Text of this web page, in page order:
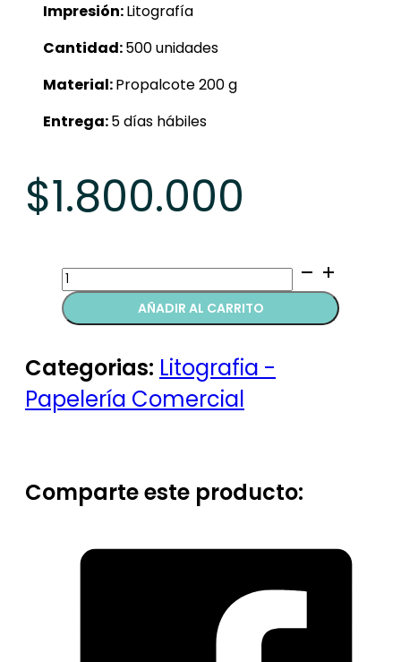
Impresión:Litografía
Cantidad:500 unidades
Material:Propalcote 200 g
Entrega:5 días hábiles
$1.800.000
Calendarios
quantity
AÑADIR AL CARRITO
Categorias: Litografia -
Papelería Comercial
Comparte este producto: